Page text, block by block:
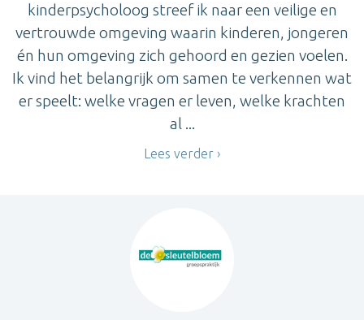
kinderpsycholoog streef ik naar een veilige en
vertrouwde omgeving waarin kinderen, jongeren
én hun omgeving zich gehoord en gezien voelen.
Ik vind het belangrijk om samen te verkennen wat
er speelt: welke vragen er leven, welke krachten
al ...
Lees verder